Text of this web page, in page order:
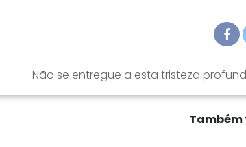
Não se entregue a esta tristeza
Também